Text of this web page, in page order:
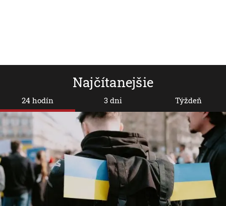
Najčítanejšie
24 hodín 3 dni Týždeň